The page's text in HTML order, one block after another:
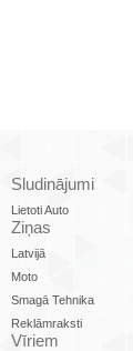
Sludinājumi
Lietoti Auto
Ziņas
Latvijā
Moto
Smagā Tehnika
Reklāmraksti
Vīriem